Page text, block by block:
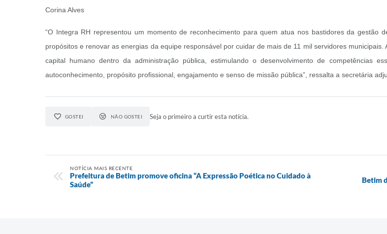
Corina Alves
“O Integra RH representou um momento de reconhecimento para quem atua nos bastidores da gestão
propósitos e renovar as energias da equipe responsável por cuidar de mais de 11 mil servidores
capital humano dentro da administração pública, estimulando o desenvolvimento de competências
autoconhecimento, propósito profissional, engajamento e senso de missão pública”, ressalta a secretária
GOSTEI NÃO GOSTEI Seja o primeiro a curtir esta notícia.
NOTÍCIA MAIS RECENTE
Prefeitura de Betim promove oficina “A Expressão Poética no Cuidado à
Saúde”
Betim